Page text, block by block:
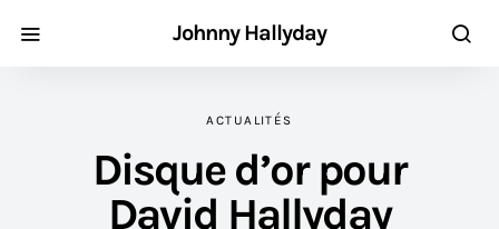
Johnny Hallyday
ACTUALITÉS
Disque d’or pour
David Hallyday